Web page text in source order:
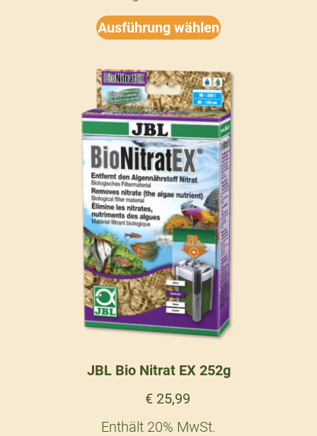
Ausführung wählen
JBL Bio Nitrat EX 252g
€25,99
Enthält 20% MwSt.